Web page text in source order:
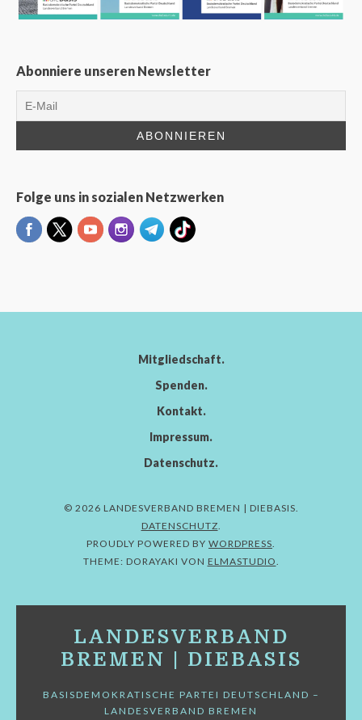
Abonniere unseren Newsletter
Folge uns in sozialen Netzwerken
Mitgliedschaft
Spenden
Kontakt
Impressum
Datenschutz
© 2026 LANDESVERBAND BREMEN | DIEBASIS
DATENSCHUTZ
PROUDLY POWERED BY WORDPRESS
THEME: DORAYAKI VON ELMASTUDIO
LANDESVERBAND
BREMEN | DIEBASIS
BASISDEMOKRATISCHE PARTEI DEUTSCHLAND –
LANDESVERBAND BREMEN